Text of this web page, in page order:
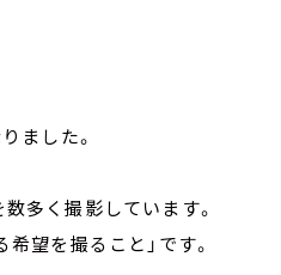
ました。
多く撮影しています。
望を撮ること」です。